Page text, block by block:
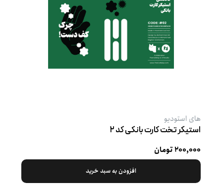
های استودیو
استیکر تخت کارت بانکی کد ۲
۲۰۰,۰۰۰ تومان
افزودن به سبد خرید